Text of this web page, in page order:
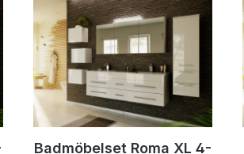
Badmöbelset Roma XL 4-